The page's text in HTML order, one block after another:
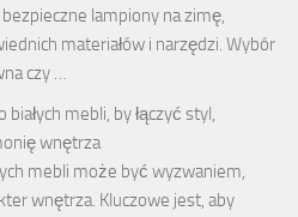
lampiony na zimę,
materiałów i narzędzi. Wybór
czy …
białych mebli, by łączyć styl,
wnętrza
mebli może być wyzwaniem,
wnętrza. Kluczowe jest, aby